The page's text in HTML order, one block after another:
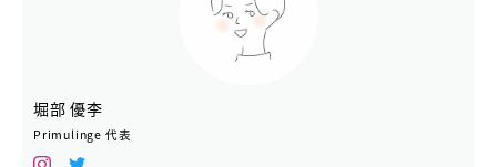
堀部 優李
Primulinge 代表